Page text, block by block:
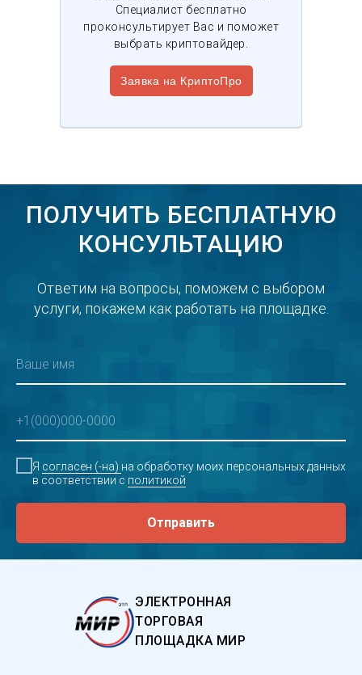
Специалист бесплатно
проконсультирует Вас и поможет
выбрать криптовайдер.
Заявка на КриптоПро
ПОЛУЧИТЬ БЕСПЛАТНУЮ
КОНСУЛЬТАЦИЮ
Ответим на вопросы, поможем с выбором
услуги, покажем как работать на площадке.
Я согласен (-на) на обработку моих персональных данных
в соответствии с политикой
Отправить
ЭЛЕКТРОННАЯ
ТОРГОВАЯ
ПЛОЩАДКА МИР